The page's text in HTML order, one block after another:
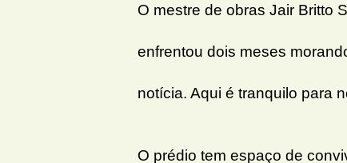
O mestre de obras Jair Britto
enfrentou dois meses
notícia. Aqui é tranquilo para
O prédio tem espaço de